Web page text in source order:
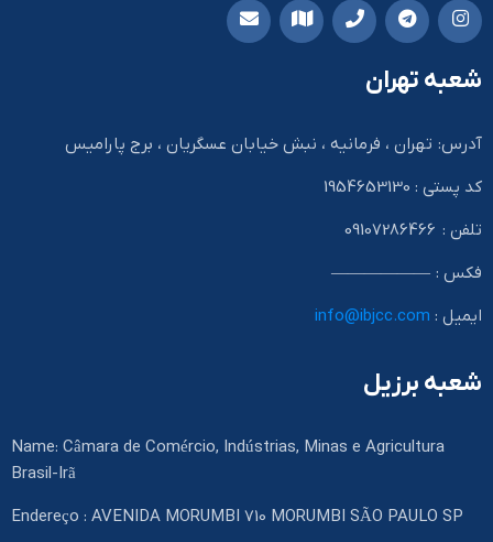
شعبه تهران
آدرس: تهران ، فرمانیه ، نبش خیابان عسگریان ، برج پارامیس
کد پستی : 1954653130
تلفن : 09107286466
فکس : ——————
ایمیل : info@ibjcc.com
شعبه برزیل
Name: Câmara de Comércio, Indústrias, Minas e Agricultura
Brasil-Irã
Endereço : AVENIDA MORUMBI 710 MORUMBI SÃO PAULO SP